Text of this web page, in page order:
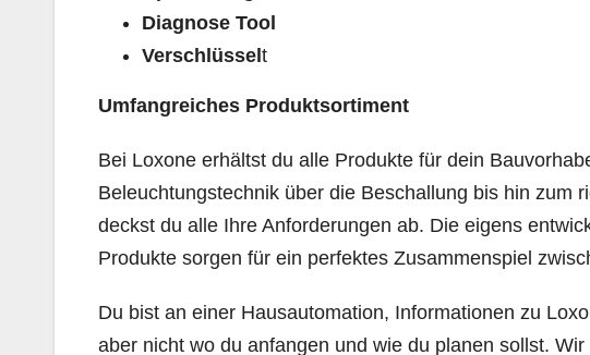
Diagnose Tool
Verschlüsselt
Umfangreiches Produktsortiment
Bei Loxone erhältst du alle Produkte für dein
Beleuchtungstechnik über die Beschallung bis hin zum
deckst du alle Ihre Anforderungen ab. Die eigens
Produkte sorgen für ein perfektes Zusammenspiel
Du bist an einer Hausautomation, Informationen zu
aber nicht wo du anfangen und wie du planen sollst.